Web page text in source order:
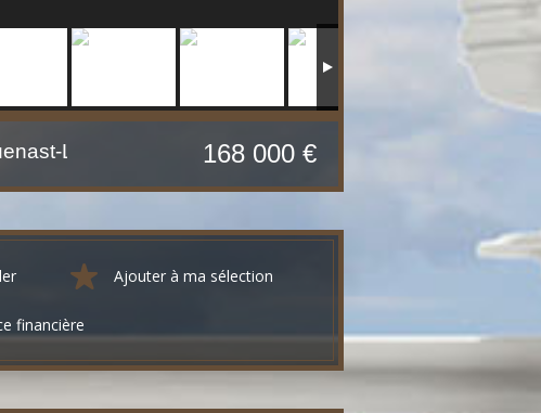
160 m²168 000 €
Ajouter à ma sélection
financière